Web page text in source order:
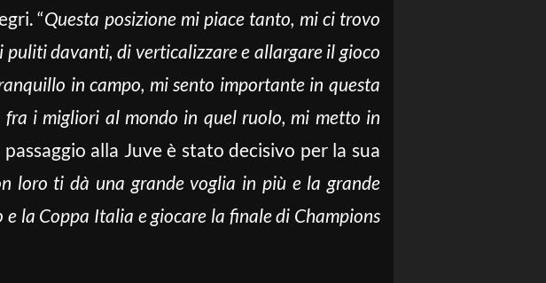
“Questa posizione mi piace tanto, mi ci trovo
puliti davanti, di verticalizzare e allargare il gioco
in campo, mi sento importante in questa
i migliori al mondo in quel ruolo, mi metto in
passaggio alla Juve è stato decisivo per la sua
loro ti dà una grande voglia in più e la grande
la Coppa Italia e giocare la finale di Champions